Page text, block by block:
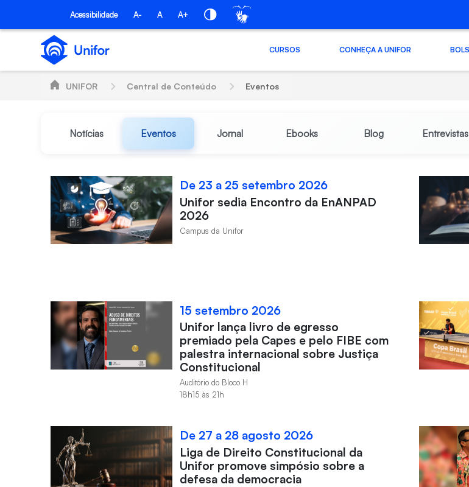
Pular para o Conteúdo principal
Acessibilidade A- A A+
CURSOS CONHEÇA A UNIFOR
UNIFOR Central de Conteúdo Eventos
Notícias Eventos Jornal Ebooks Blog Entrevistas
De 23 a 25 setembro 2026
Unifor sedia Encontro da EnANPAD
2026
Campus da Unifor
15 setembro 2026
Unifor lança livro de egresso
premiado pela Capes e pelo FIBE com
palestra internacional sobre Justiça
Constitucional
Auditório do Bloco H
18h15 às 21h
De 27 a 28 agosto 2026
Liga de Direito Constitucional da
Unifor promove simpósio sobre a
defesa da democracia